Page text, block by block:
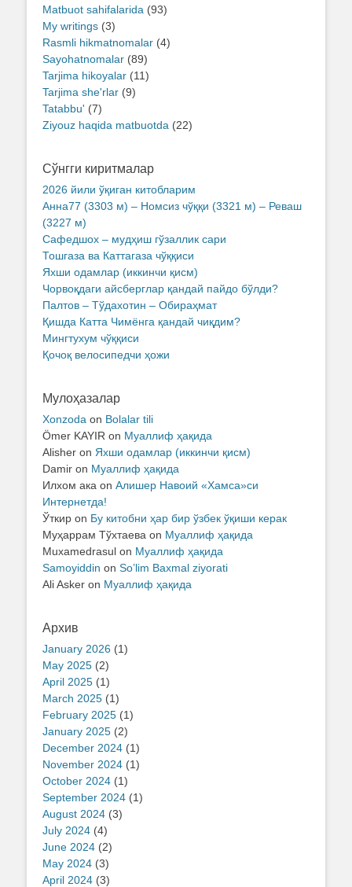
Matbuot sahifalarida (93)
My writings (3)
Rasmli hikmatnomalar (4)
Sayohatnomalar (89)
Tarjima hikoyalar (11)
Tarjima she'rlar (9)
Tatabbu' (7)
Ziyouz haqida matbuotda (22)
Сўнгги киритмалар
2026 йили ўқиган китобларим
Анна77 (3303 м) – Номсиз чўққи (3321 м) – Реваш
(3227 м)
Сафедшох – мудҳиш гўзаллик сари
Тошгаза ва Каттагаза чўққиси
Яхши одамлар (иккинчи қисм)
Чорвоқдаги айсберглар қандай пайдо бўлди?
Палтов – Тўдахотин – Обираҳмат
Қишда Катта Чимёнга қандай чиқдим?
Мингтухум чўққиси
Қочоқ велосипедчи ҳожи
Мулоҳазалар
Xonzoda on Bolalar tili
Ömer KAYIR on Муаллиф ҳақида
Alisher on Яхши одамлар (иккинчи қисм)
Damir on Муаллиф ҳақида
Илхом ака on Алишер Навоий «Хамса»си
Интернетда!
Ўткир on Бу китобни ҳар бир ўзбек ўқиши керак
Муҳаррам Тўхтаева on Муаллиф ҳақида
Muxamedrasul on Муаллиф ҳақида
Samoyiddin on So’lim Baxmal ziyorati
Ali Asker on Муаллиф ҳақида
Архив
January 2026 (1)
May 2025 (2)
April 2025 (1)
March 2025 (1)
February 2025 (1)
January 2025 (2)
December 2024 (1)
November 2024 (1)
October 2024 (1)
September 2024 (1)
August 2024 (3)
July 2024 (4)
June 2024 (2)
May 2024 (3)
April 2024 (3)